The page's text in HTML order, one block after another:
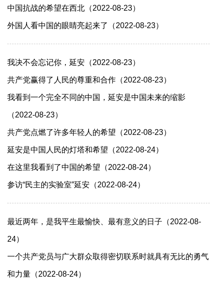
中国抗战的希望在西北（2022-08-23）
外国人看中国的眼睛亮起来了（2022-08-23）
我决不会忘记你，延安（2022-08-23）
共产党赢得了人民的尊重和合作（2022-08-23）
我看到一个完全不同的中国，延安是中国未来的缩影
（2022-08-23）
共产党点燃了许多年轻人的希望（2022-08-23）
延安是中国人民的灯塔和希望（2022-08-24）
​在这里我看到了中国的希望（2022-08-24）
参访“民主的实验室”延安（2022-08-24）
最近两年，是我平生最愉快、最有意义的日子（2022-08-
24）
一个共产党员与广大群众取得密切联系时就具有无比的勇气
和力量（2022-08-24）